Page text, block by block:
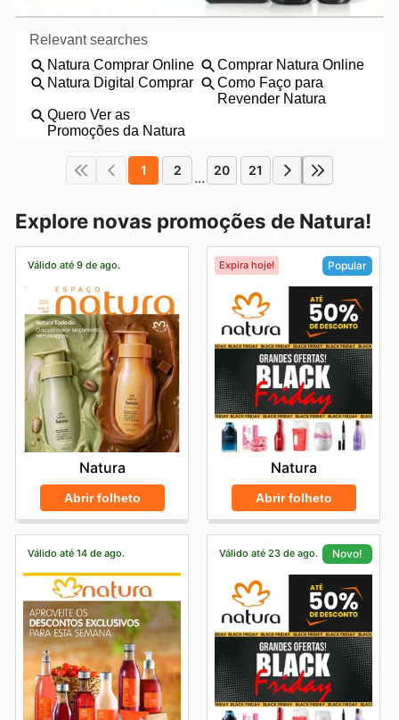
1 2 ... 20 21
Explore novas promoções de Natura!
Válido até 9 de ago.
Natura
Abrir folheto
Expira hoje! Popular
Natura
Abrir folheto
Válido até 14 de ago. Válido até 23 de ago. Novo!